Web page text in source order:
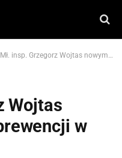
Mł. insp. Grzegorz Wojtas nowym dowódcą prewencji w Rzeszowie
Wojtas
w